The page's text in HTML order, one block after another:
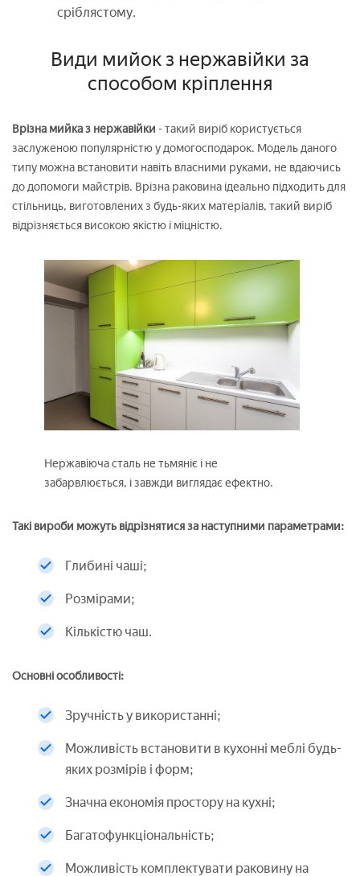
сріблястому.
Види мийок з нержавійки за
способом кріплення
Врізна мийка з нержавійки - такий виріб користується
заслуженою популярністю у домогосподарок. Модель даного
типу можна встановити навіть власними руками, не вдаючись
до допомоги майстрів. Врізна раковина ідеально підходить для
стільниць, виготовлених з будь-яких матеріалів, такий виріб
відрізняється високою якістю і міцністю.
Нержавіюча сталь не тьмяніє і не
забарвлюється, і завжди виглядає ефектно.
Такі вироби можуть відрізнятися за наступними параметрами:
Глибині чаші;
Розмірами;
Кількістю чаш.
Основні особливості:
Зручність у використанні;
Можливість встановити в кухонні меблі будь-
яких розмірів і форм;
Значна економія простору на кухні;
Багатофункціональність;
Можливість комплектувати раковину на